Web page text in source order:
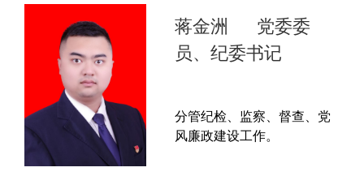
蒋金洲
党委委
员、纪委书记
分管纪检、监察、督查、党
风廉政建设工作。